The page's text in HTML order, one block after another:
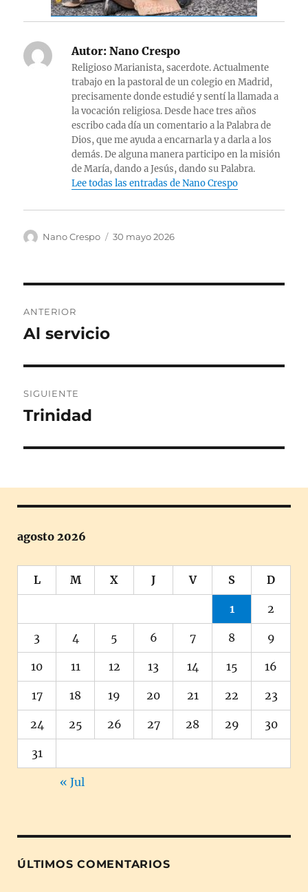
Autor: Nano Crespo
Religioso Marianista, sacerdote. Actualmente
trabajo en la pastoral de un colegio en Madrid,
precisamente donde estudié y sentí la llamada a
la vocación religiosa. Desde hace tres años
escribo cada día un comentario a la Palabra de
Dios, que me ayuda a encarnarla y a darla a los
demás. De alguna manera participo en la misión
de María, dando a Jesús, dando su Palabra.
Lee todas las entradas de Nano Crespo
Autor
Nano Crespo
Publicado
30 mayo 2026
de
ANTERIOR
Entrada
Al servicio
SIGUIENTE
Entrada
Trinidad
agosto 2026
L M X J V S D
1 2
3 4 5 6 7 8 9
10 11 12 13 14 15 16
17 18 19 20 21 22 23
24 25 26 27 28 29 30
31
« Jul
ÚLTIMOS COMENTARIOS